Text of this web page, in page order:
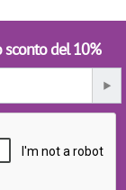
del 10%